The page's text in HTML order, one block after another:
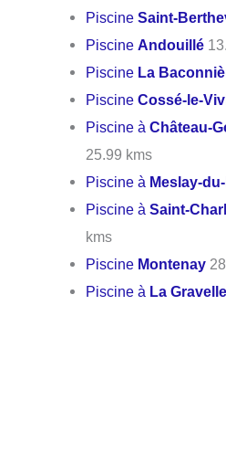
PiscineSaint-
PiscineAndouillé
Piscine La
PiscineCossé-le-
Piscine àChâteau-
25.99 kms
Piscine à Meslay-
Piscine àSaint-
kms
Piscine Montenay
Piscine à La Gravelle